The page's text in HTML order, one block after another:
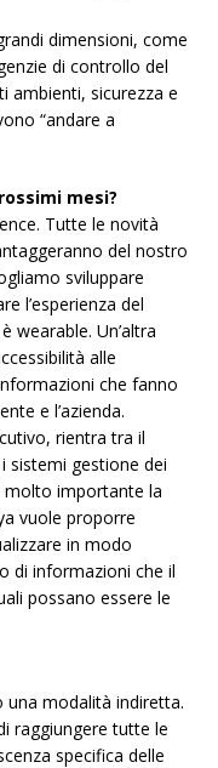
dimensioni, come
di controllo del
ambienti, sicurezza e
“andare a
mesi?
Tutte le novità
del nostro
sviluppare
l’esperienza del
wearable. Un’altra
alle
che fanno
e l’azienda.
rientra tra il
sistemi gestione dei
molto importante la
vuole proporre
in modo
di informazioni che il
possano essere le
una modalità indiretta.
raggiungere tutte le
specifica delle